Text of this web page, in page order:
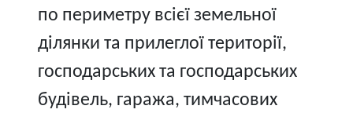
по периметру всієї земельної
ділянки та прилеглої території,
господарських та господарських
будівель, гаража, тимчасових